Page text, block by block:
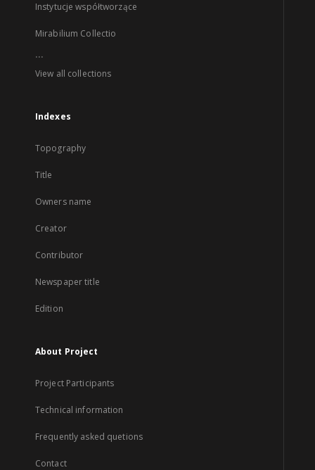
Instytucje współtworzące
Mirabilium Collectio
...
View all collections
Indexes
Topography
Title
Owners name
Creator
Contributor
Newspaper title
Edition
About Project
Project Participants
Technical information
Frequently asked quetions
Contact